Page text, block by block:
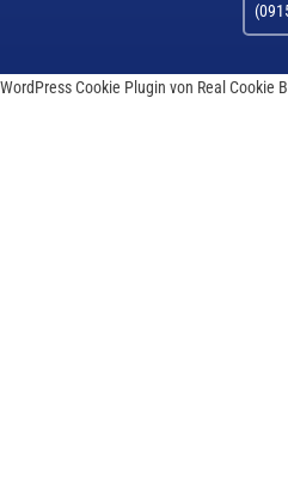
WordPress Cookie Plugin von Real Cookie